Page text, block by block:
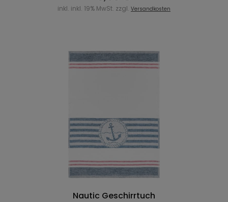
inkl. inkl. 19% MwSt. zzgl. Versandkosten
Nautic Geschirrtuch